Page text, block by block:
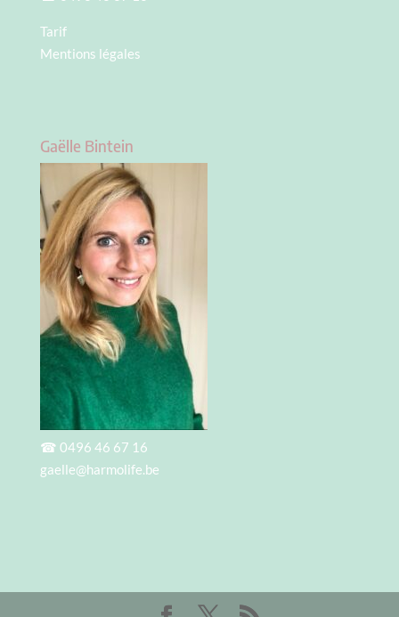
Tarif
Mentions légales
Gaëlle Bintein
☎ 0496 46 67 16
gaelle@harmolife.be